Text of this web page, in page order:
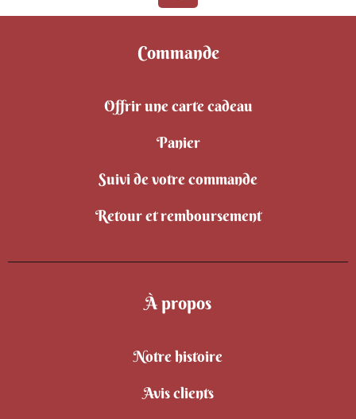
Commande
Offrir une carte cadeau
Panier
Suivi de votre commande
Retour et remboursement
À propos
Notre histoire
Avis clients